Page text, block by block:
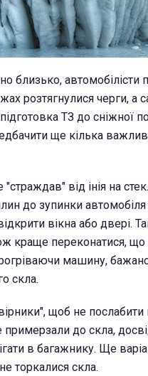
близько, автомобілісти
розтягнулися черги, а
ТЗ до сніжної
ще кілька
від інія на
до зупинки
вікна або двері.
краще переконатися, що
машину,
скла.
щоб не послабити
до скла,
в багажнику. Ще
торкалися скла.